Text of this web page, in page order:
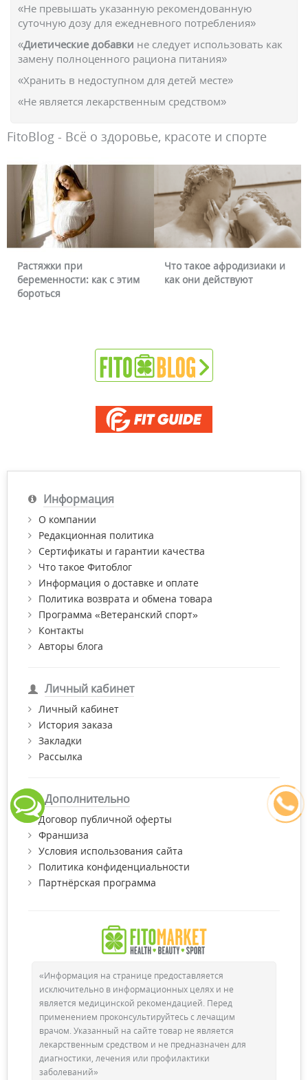
«Не превышать указанную рекомендованную
суточную дозу для ежедневного потребления»
«Диетические добавки не следует использовать как
замену полноценного рациона питания»
«Хранить в недоступном для детей месте»
«Не является лекарственным средством»
FitoBlog - Всё о здоровье, красоте и спорте
Растяжки при
беременности: как с этим
бороться
Что такое афродизиаки и
как они действуют
Информация
О компании
Редакционная политика
Сертификаты и гарантии качества
Что такое Фитоблог
Информация о доставке и оплате
Политика возврата и обмена товара
Программа «Ветеранский спорт»
Контакты
Авторы блога
Личный кабинет
Личный кабинет
История заказа
Закладки
Рассылка
Дополнительно
Договор публичной оферты
Франшиза
Условия использования сайта
Политика конфиденциальности
Партнёрская программа
«Информация на странице предоставляется
исключительно в информационных целях и не
является медицинской рекомендацией. Перед
применением проконсультируйтесь с лечащим
врачом. Указанный на сайте товар не является
лекарственным средством и не предназначен для
диагностики, лечения или профилактики
заболеваний»